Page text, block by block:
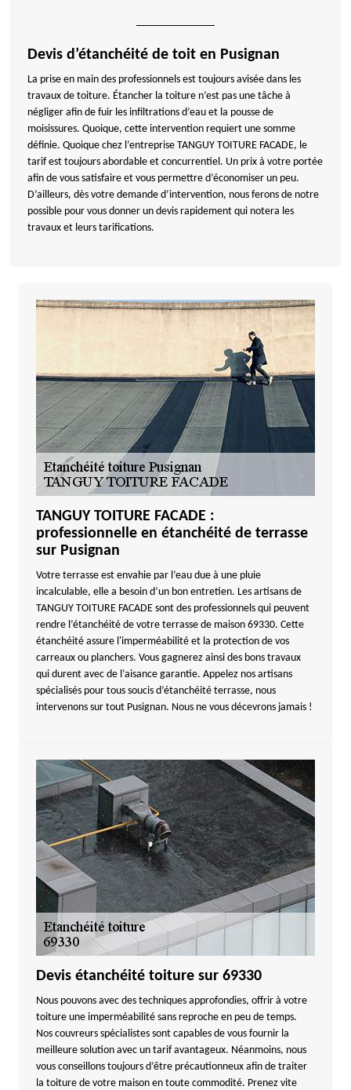
Devis d’étanchéité de toit en Pusignan
La prise en main des professionnels est toujours avisée dans les
travaux de toiture. Étancher la toiture n’est pas une tâche à
négliger afin de fuir les infiltrations d’eau et la pousse de
moisissures. Quoique, cette intervention requiert une somme
définie. Quoique chez l’entreprise TANGUY TOITURE FACADE, le
tarif est toujours abordable et concurrentiel. Un prix à votre portée
afin de vous satisfaire et vous permettre d’économiser un peu.
D’ailleurs, dès votre demande d’intervention, nous ferons de notre
possible pour vous donner un devis rapidement qui notera les
travaux et leurs tarifications.
TANGUY TOITURE FACADE :
professionnelle en étanchéité de terrasse
sur Pusignan
Votre terrasse est envahie par l’eau due à une pluie
incalculable, elle a besoin d’un bon entretien. Les artisans de
TANGUY TOITURE FACADE sont des professionnels qui peuvent
rendre l’étanchéité de votre terrasse de maison 69330. Cette
étanchéité assure l'imperméabilité et la protection de vos
carreaux ou planchers. Vous gagnerez ainsi des bons travaux
qui durent avec de l’aisance garantie. Appelez nos artisans
spécialisés pour tous soucis d’étanchéité terrasse, nous
intervenons sur tout Pusignan. Nous ne vous décevrons jamais !
Devis étanchéité toiture sur 69330
Nous pouvons avec des techniques approfondies, offrir à votre
toiture une imperméabilité sans reproche en peu de temps.
Nos couvreurs spécialistes sont capables de vous fournir la
meilleure solution avec un tarif avantageux. Néanmoins, nous
vous conseillons toujours d’être précautionneux afin de traiter
la toiture de votre maison en toute commodité. Prenez vite